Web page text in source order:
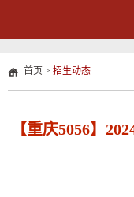
首页 > 招生动态
【重庆5056】